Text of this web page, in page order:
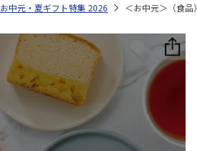
お中元・夏ギフト特集 2026 ＜お中元＞（食